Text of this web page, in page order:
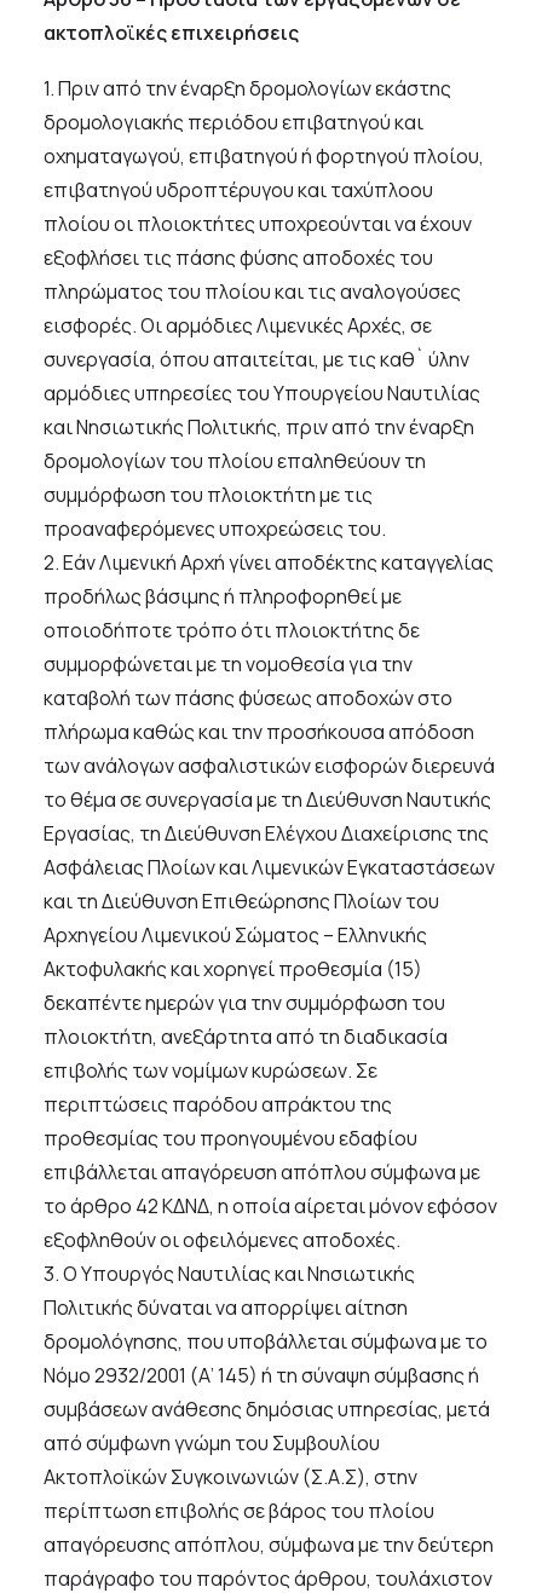
ακτοπλοϊκές επιχειρήσεις
1. Πριν από την έναρξη δρομολογίων εκάστης
δρομολογιακής περιόδου επιβατηγού και
οχηματαγωγού, επιβατηγού ή φορτηγού πλοίου,
επιβατηγού υδροπτέρυγου και ταχύπλοου
πλοίου οι πλοιοκτήτες υποχρεούνται να έχουν
εξοφλήσει τις πάσης φύσης αποδοχές του
πληρώματος του πλοίου και τις αναλογούσες
εισφορές. Οι αρμόδιες Λιμενικές Αρχές, σε
συνεργασία, όπου απαιτείται, με τις καθ` ύλην
αρμόδιες υπηρεσίες του Υπουργείου Ναυτιλίας
και Νησιωτικής Πολιτικής, πριν από την έναρξη
δρομολογίων του πλοίου επαληθεύουν τη
συμμόρφωση του πλοιοκτήτη με τις
προαναφερόμενες υποχρεώσεις του.
2. Εάν Λιμενική Αρχή γίνει αποδέκτης καταγγελίας
προδήλως βάσιμης ή πληροφορηθεί με
οποιοδήποτε τρόπο ότι πλοιοκτήτης δε
συμμορφώνεται με τη νομοθεσία για την
καταβολή των πάσης φύσεως αποδοχών στο
πλήρωμα καθώς και την προσήκουσα απόδοση
των ανάλογων ασφαλιστικών εισφορών διερευνά
το θέμα σε συνεργασία με τη Διεύθυνση Ναυτικής
Εργασίας, τη Διεύθυνση Ελέγχου Διαχείρισης της
Ασφάλειας Πλοίων και Λιμενικών Εγκαταστάσεων
και τη Διεύθυνση Επιθεώρησης Πλοίων του
Αρχηγείου Λιμενικού Σώματος – Ελληνικής
Ακτοφυλακής και χορηγεί προθεσμία (15)
δεκαπέντε ημερών για την συμμόρφωση του
πλοιοκτήτη, ανεξάρτητα από τη διαδικασία
επιβολής των νομίμων κυρώσεων. Σε
περιπτώσεις παρόδου απράκτου της
προθεσμίας του προηγουμένου εδαφίου
επιβάλλεται απαγόρευση απόπλου σύμφωνα με
το άρθρο 42 ΚΔΝΔ, η οποία αίρεται μόνον εφόσον
εξοφληθούν οι οφειλόμενες αποδοχές.
3. Ο Υπουργός Ναυτιλίας και Νησιωτικής
Πολιτικής δύναται να απορρίψει αίτηση
δρομολόγησης, που υποβάλλεται σύμφωνα με το
Νόμο 2932/2001 (Α’ 145) ή τη σύναψη σύμβασης ή
συμβάσεων ανάθεσης δημόσιας υπηρεσίας, μετά
από σύμφωνη γνώμη του Συμβουλίου
Ακτοπλοϊκών Συγκοινωνιών (Σ.Α.Σ), στην
περίπτωση επιβολής σε βάρος του πλοίου
απαγόρευσης απόπλου, σύμφωνα με την δεύτερη
παράγραφο του παρόντος άρθρου, τουλάχιστον